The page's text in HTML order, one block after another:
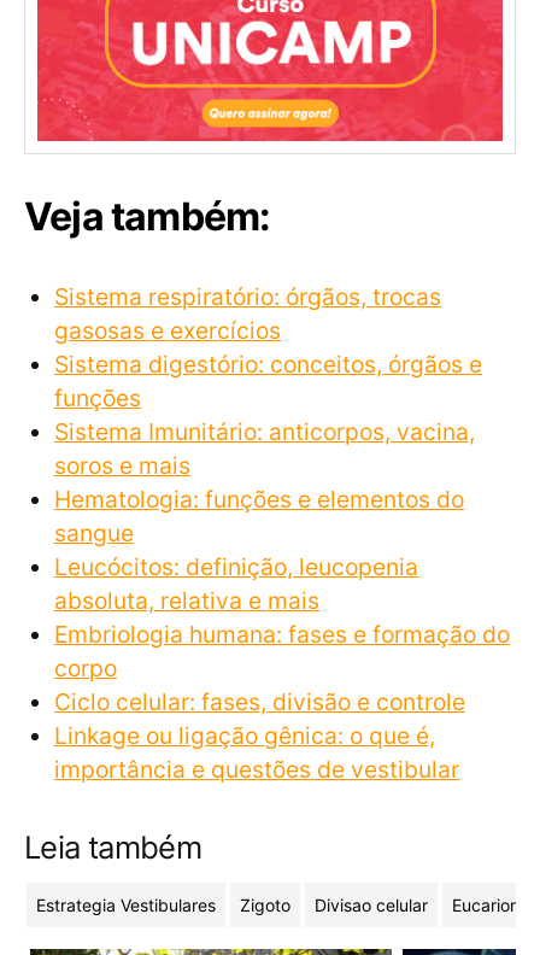
Veja também:
Sistema respiratório: órgãos, trocas
gasosas e exercícios
Sistema digestório: conceitos, órgãos e
funções
Sistema Imunitário: anticorpos, vacina,
soros e mais
Hematologia: funções e elementos do
sangue
Leucócitos: definição, leucopenia
absoluta, relativa e mais
​​Embriologia humana: fases e formação do
corpo
Ciclo celular: fases, divisão e controle
Linkage ou ligação gênica: o que é,
importância e questões de vestibular
Leia também
Estrategia Vestibulares Zigoto Divisao celular